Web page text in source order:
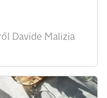
Davide Malizia